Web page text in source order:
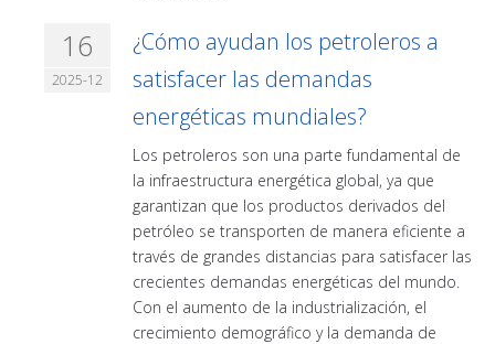
16
2025-12
¿Cómo ayudan los petroleros a
satisfacer las demandas
energéticas mundiales?
Los petroleros son una parte fundamental de
la infraestructura energética global, ya que
garantizan que los productos derivados del
petróleo se transporten de manera eficiente a
través de grandes distancias para satisfacer las
crecientes demandas energéticas del mundo.
Con el aumento de la industrialización, el
crecimiento demográfico y la demanda de